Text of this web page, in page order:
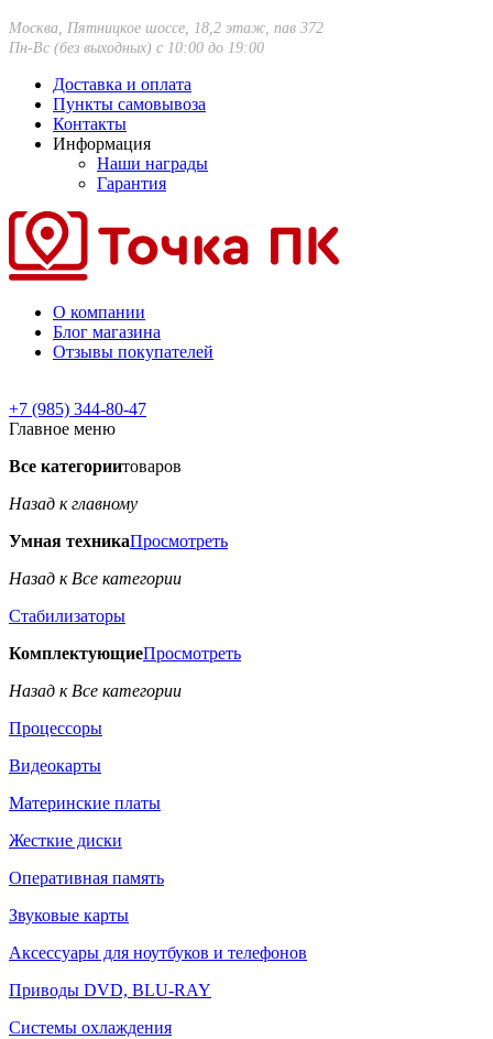
Москва, Пятницкое шоссе, 18,2 этаж, пав 372
Пн-Вс (без выходных) с 10:00 до 19:00
Доставка и оплата
Пункты самовывоза
Контакты
Информация
Наши награды
Гарантия
О компании
Блог магазина
Отзывы покупателей
+7 (985) 344-80-47
Главное меню
Все категориитоваров
Назад к главному
Умная техникаПросмотреть
Назад к Все категории
Стабилизаторы
КомплектующиеПросмотреть
Назад к Все категории
Процессоры
Видеокарты
Материнские платы
Жесткие диски
Оперативная память
Звуковые карты
Аксессуары для ноутбуков и телефонов
Приводы DVD, BLU-RAY
Системы охлаждения